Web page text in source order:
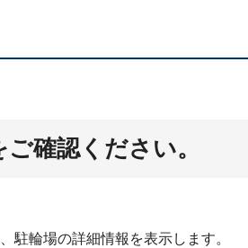
ご確認ください。
駐輪場の詳細情報を表示します。